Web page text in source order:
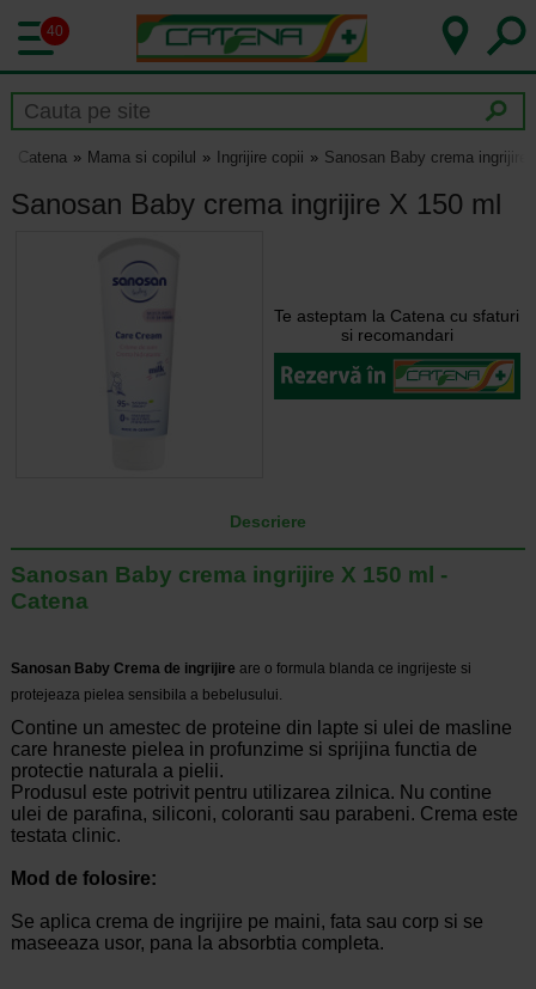
40
Catena Mama si copilul Ingrijire copii Sanosan Baby crema ingrijire
Sanosan Baby crema ingrijire X 150 ml
Te asteptam la Catena cu sfaturi
si recomandari
Descriere
Sanosan Baby crema ingrijire X 150 ml -
Catena
Sanosan Baby Crema de ingrijire are o formula blanda ce ingrijeste si
protejeaza pielea sensibila a bebelusului.
Contine un amestec de proteine din lapte si ulei de masline
care hraneste pielea in profunzime si sprijina functia de
protectie naturala a pielii.
Produsul este potrivit pentru utilizarea zilnica. Nu contine
ulei de parafina, siliconi, coloranti sau parabeni. Crema este
testata clinic.
Mod de folosire:
Se aplica crema de ingrijire pe maini, fata sau corp si se
maseeaza usor, pana la absorbtia completa.